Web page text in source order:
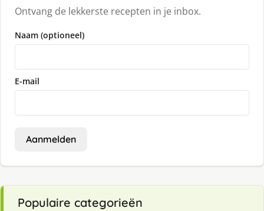
Ontvang de lekkerste recepten in je inbox.
Naam (optioneel)
E-mail
Aanmelden
Populaire categorieën